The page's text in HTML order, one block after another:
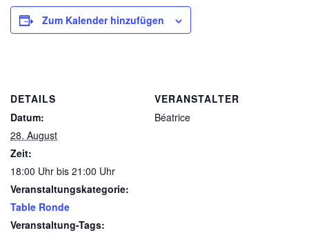
Zum Kalender hinzufügen
DETAILS
Datum:
28. August
Zeit:
18:00 Uhr bis 21:00 Uhr
Veranstaltungskategorie:
Table Ronde
Veranstaltung-Tags:
VERANSTALTER
Béatrice